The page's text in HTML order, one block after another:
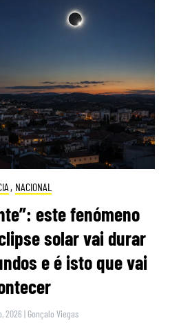
, NACIONAL
este fenómeno
solar vai durar
e é isto que vai
2026 | Gonçalo Viegas